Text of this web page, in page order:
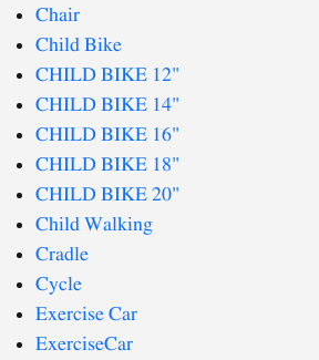
Chair
Child Bike
CHILD BIKE 12"
CHILD BIKE 14"
CHILD BIKE 16"
CHILD BIKE 18"
CHILD BIKE 20"
Child Walking
Cradle
Cycle
Exercise Car
ExerciseCar